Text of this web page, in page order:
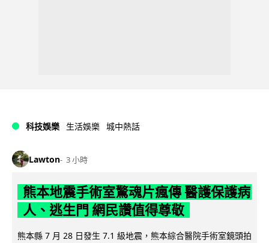
科技娛樂 生活娛樂 城中熱話
Lawton 3 小時
熊本地震手術室驚魂片瘋傳 醫護保護病
人、逃生門 網民讚值得尊敬
熊本縣 7 月 28 日發生 7.1 級地震，熊本綜合醫院手術室鏡頭拍